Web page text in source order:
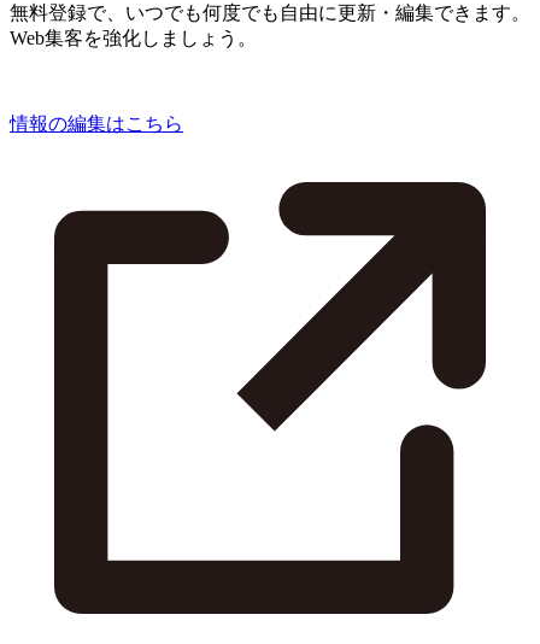
無料登録で、いつでも何度でも自由に更新・編集できます。
Web集客を強化しましょう。
情報の編集はこちら